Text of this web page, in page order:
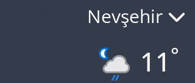
Nevşehir
11 °